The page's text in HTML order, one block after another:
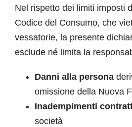
Nel rispetto dei limiti imposti
Codice del Consumo, che
vessatorie, la presente
esclude né limita la
Danni alla persona
omissione della Nuova
Inadempimenti
società